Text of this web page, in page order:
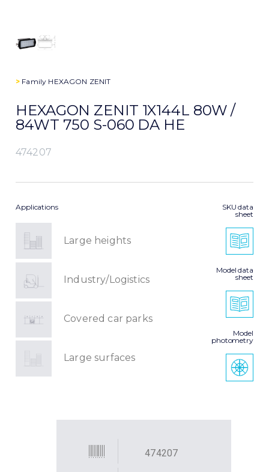
> Family HEXAGON ZENIT
HEXAGON ZENIT 1X144L 80W /
84WT 750 S-060 DA HE
474207
Applications
Large heights
Industry/Logistics
Covered car parks
Large surfaces
SKU data
sheet
Model data
sheet
Model
photometry
474207